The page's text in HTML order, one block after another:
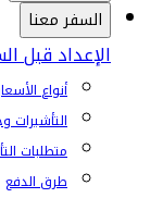
السفر معنا
الإعداد قبل
أنواع
التأشيرات
متطلبات
طرق الدفع